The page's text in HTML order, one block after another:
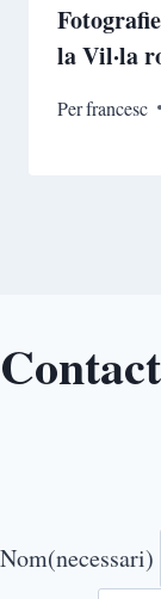
la Vil·la
Perfrancesc
Nom(necessari)